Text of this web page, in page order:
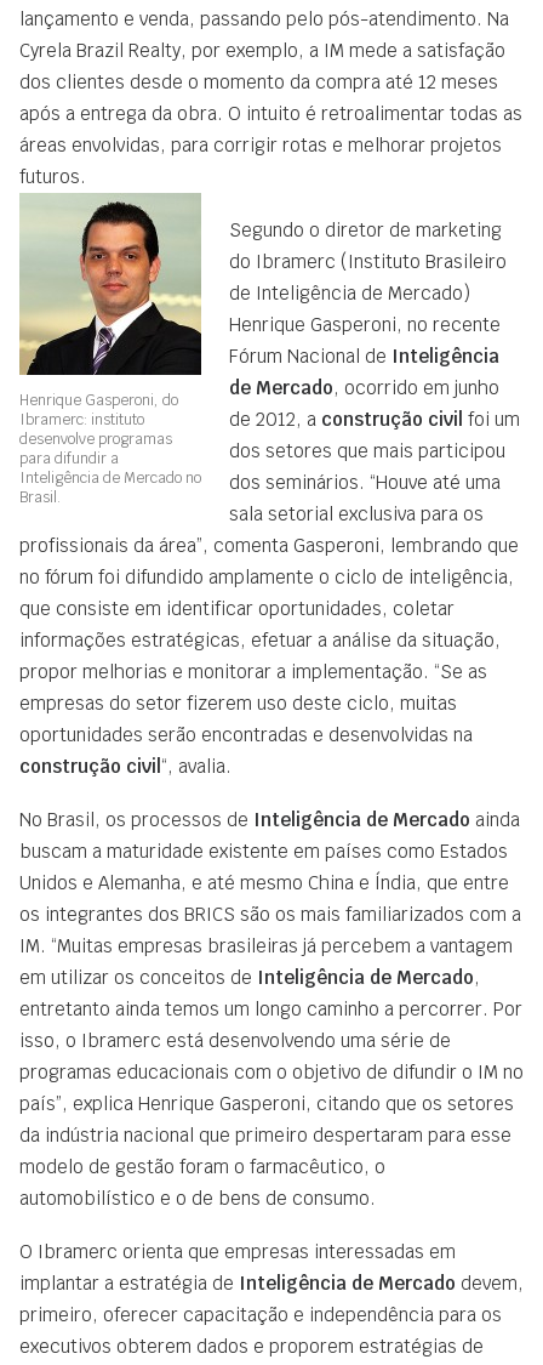
lançamento e venda, passando pelo pós-atendimento. Na
Cyrela Brazil Realty, por exemplo, a IM mede a satisfação
dos clientes desde o momento da compra até 12 meses
após a entrega da obra. O intuito é retroalimentar todas as
áreas envolvidas, para corrigir rotas e melhorar projetos
futuros.
Henrique Gasperoni, do
Ibramerc: instituto
desenvolve programas
para difundir a
Inteligência de Mercado no
Brasil.
Segundo o diretor de marketing
do Ibramerc (Instituto Brasileiro
de Inteligência de Mercado)
Henrique Gasperoni, no recente
Fórum Nacional de Inteligência
de Mercado, ocorrido em junho
de 2012, a construção civil foi um
dos setores que mais participou
dos seminários. “Houve até uma
sala setorial exclusiva para os
profissionais da área”, comenta Gasperoni, lembrando que
no fórum foi difundido amplamente o ciclo de inteligência,
que consiste em identificar oportunidades, coletar
informações estratégicas, efetuar a análise da situação,
propor melhorias e monitorar a implementação. “Se as
empresas do setor fizerem uso deste ciclo, muitas
oportunidades serão encontradas e desenvolvidas na
construção civil “, avalia.
No Brasil, os processos de Inteligência de Mercado ainda
buscam a maturidade existente em países como Estados
Unidos e Alemanha, e até mesmo China e Índia, que entre
os integrantes dos BRICS são os mais familiarizados com a
IM. “Muitas empresas brasileiras já percebem a vantagem
em utilizar os conceitos de Inteligência de Mercado,
entretanto ainda temos um longo caminho a percorrer. Por
isso, o Ibramerc está desenvolvendo uma série de
programas educacionais com o objetivo de difundir o IM no
país”, explica Henrique Gasperoni, citando que os setores
da indústria nacional que primeiro despertaram para esse
modelo de gestão foram o farmacêutico, o
automobilístico e o de bens de consumo.
O Ibramerc orienta que empresas interessadas em
implantar a estratégia de Inteligência de Mercado devem,
primeiro, oferecer capacitação e independência para os
executivos obterem dados e proporem estratégias de